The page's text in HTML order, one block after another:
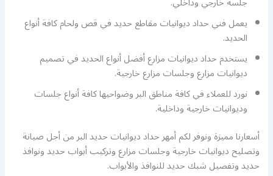
يعمل فني حداد ديوانيات مقاطع حديد في قص ولحام كافة أنواع
الحديد.
يستخدم حداد ديوانيات مزارع أفضل أنواع الحديد في تصميم
ديوانيات مزارع وجلسات مزارع خارجية.
نورد للعملاء في كافة مناطق البر وضواحيها كافة أنواع جلسات
وديوانيات خارجية وداخلية.
أسعارنا مميزة ونوفر لكم أمهر حداد ديوانيات حديد البر من أجل صيانة
وتصليح ديوانيات خارجية وجلسات مزارع وتركيب أبواب حديد ونوافذ
حديد وتفصيل شبك حديد للنوافذ والأبواب.